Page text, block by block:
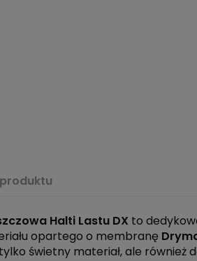
Halti Lastu DX to
opartego o membranę
świetny materiał, ale